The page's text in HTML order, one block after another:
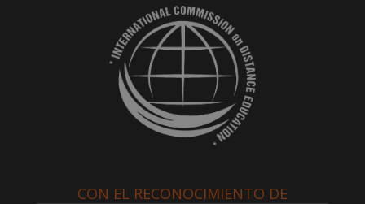
CON EL RECONOCIMIENTO DE